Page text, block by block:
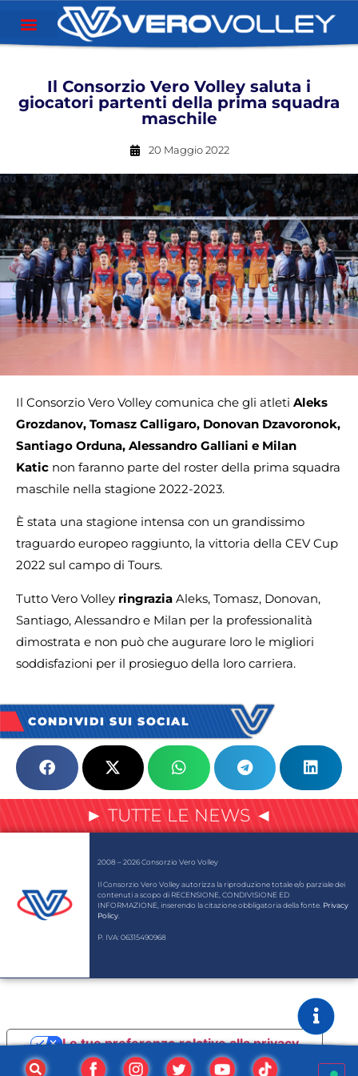
Il Consorzio Vero Volley saluta i
giocatori partenti della prima squadra
maschile
20 Maggio 2022
Il Consorzio Vero Volley comunica che gli atleti Aleks
Grozdanov, Tomasz Calligaro, Donovan Dzavoronok,
Santiago Orduna, Alessandro Galliani e Milan
Katic non faranno parte del roster della prima squadra
maschile nella stagione 2022-2023.
È stata una stagione intensa con un grandissimo
traguardo europeo raggiunto, la vittoria della CEV Cup
2022 sul campo di Tours.
Tutto Vero Volley ringrazia Aleks, Tomasz, Donovan,
Santiago, Alessandro e Milan per la professionalità
dimostrata e non può che augurare loro le migliori
soddisfazioni per il prosieguo della loro carriera.
CONDIVIDI SUI SOCIAL
► TUTTE LE NEWS ◄
2008 – 2026 Consorzio Vero Volley
Il Consorzio Vero Volley autorizza la riproduzione totale e/o parziale dei
contenuti a scopo di RECENSIONE, CONDIVISIONE ED
INFORMAZIONE, inserendo la citazione obbligatoria della fonte. Privacy
Policy
P. IVA: 06315490968
Informativa sulla raccolta
Le tue preferenze relative alla privacy